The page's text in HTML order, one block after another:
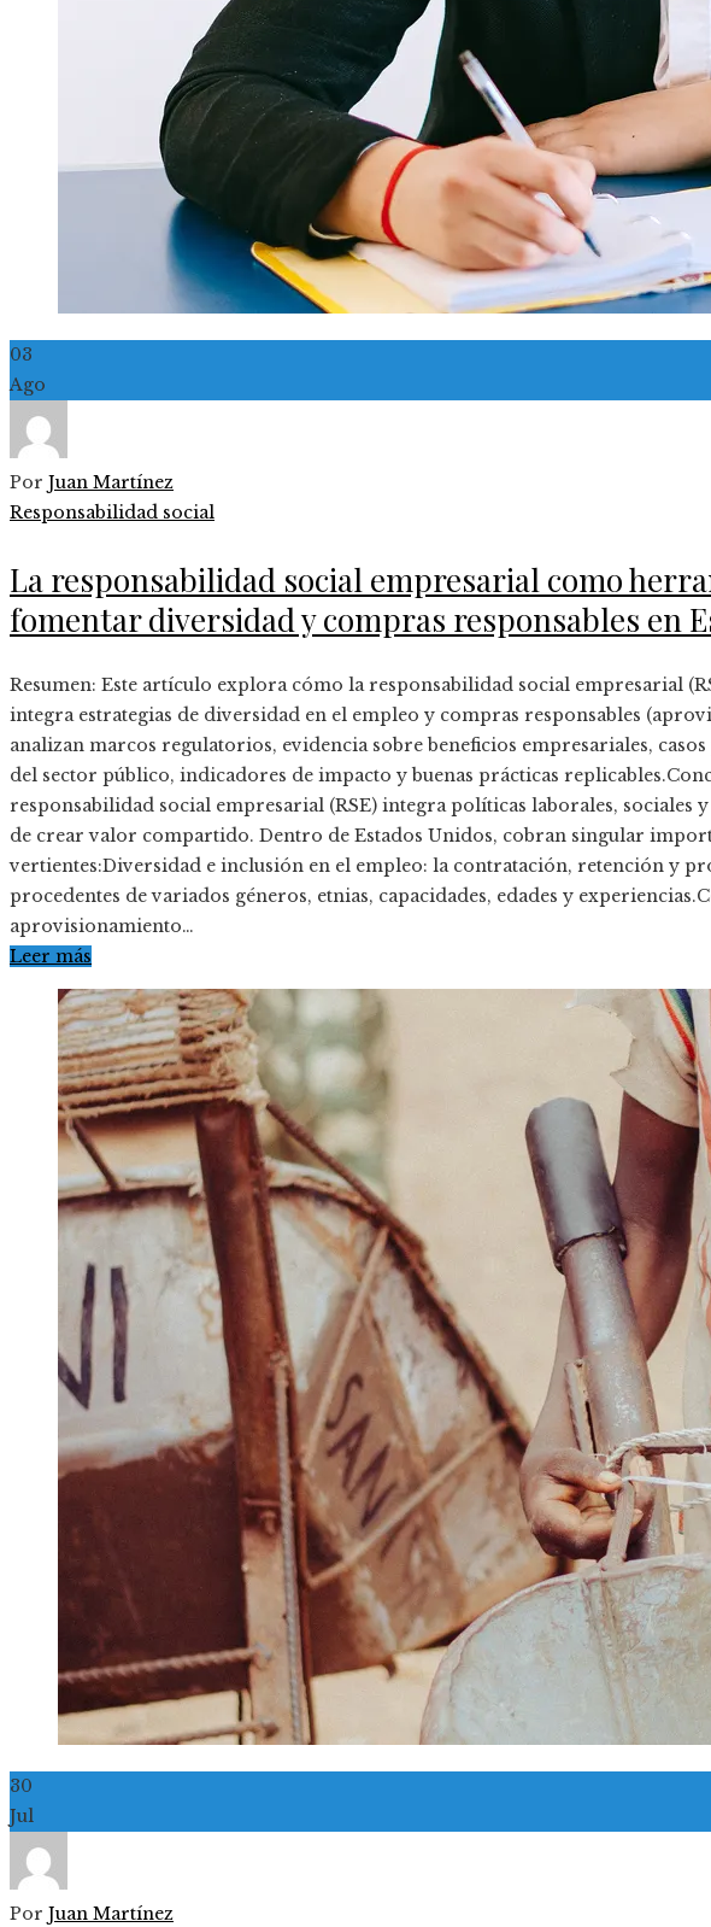
03
Ago
Por Juan Martínez
Responsabilidad social
La responsabilidad social empresarial como
fomentar diversidad y compras responsables en
Resumen: Este artículo explora cómo la responsabilidad social empresarial
integra estrategias de diversidad en el empleo y compras responsables
analizan marcos regulatorios, evidencia sobre beneficios empresariales,
del sector público, indicadores de impacto y buenas prácticas
responsabilidad social empresarial (RSE) integra políticas laborales, sociales
de crear valor compartido. Dentro de Estados Unidos, cobran singular
vertientes:Diversidad e inclusión en el empleo: la contratación, retención y
procedentes de variados géneros, etnias, capacidades, edades y
aprovisionamiento…
Leer más
30
Jul
Por Juan Martínez